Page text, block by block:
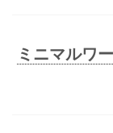
ミニマルワ